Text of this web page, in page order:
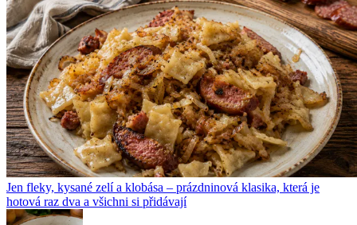
Jen fleky, kysané zelí a klobása – prázdninová klasika, která je
hotová raz dva a všichni si přidávají